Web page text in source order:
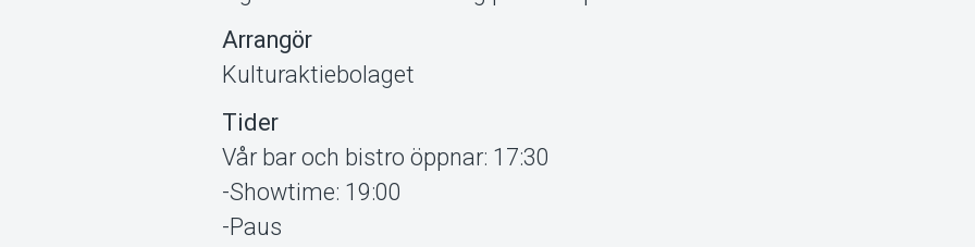
Arrangör
Kulturaktiebolaget
Tider
Vår bar och bistro öppnar: 17:30
-Showtime: 19:00
-Paus